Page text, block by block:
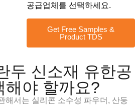
공급업체를 선택하세요.
Get Free Samples &
Product TDS
두 신소재 유한공
해야 할까요?
해서는 실리콘 소수성 파우더 , 산둥